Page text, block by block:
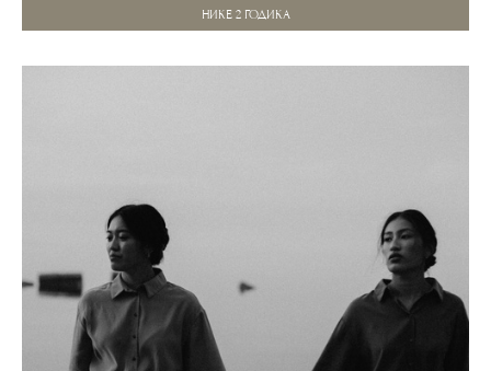
НИКЕ 2 ГОДИКА